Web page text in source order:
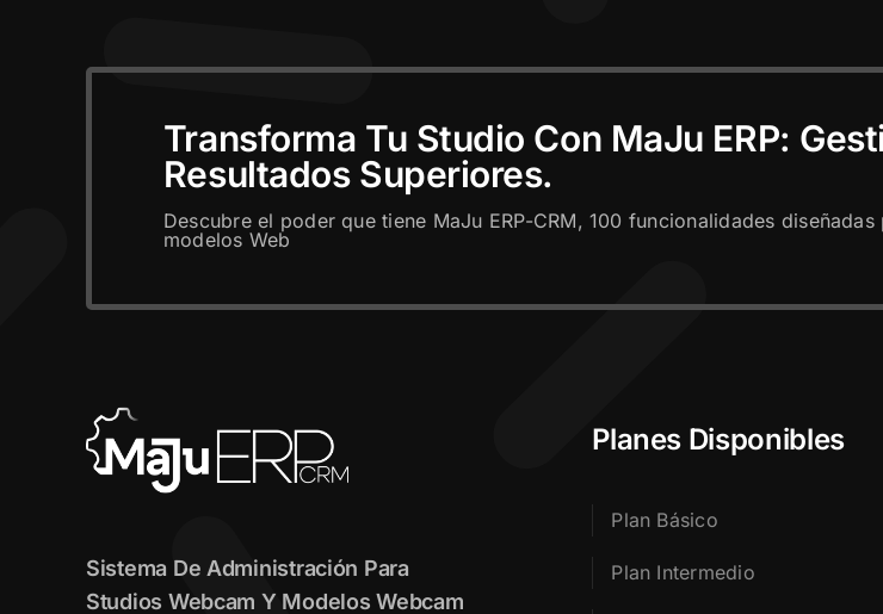
Transforma Tu Studio Con MaJu ERP:
Resultados Superiores.
Descubre el poder que tiene MaJu ERP-CRM, 100 funcionalidades
modelos Web
Sistema De Administración Para
Studios Webcam Y Modelos Webcam
Planes Disponibles
Plan Básico
Plan Intermedio